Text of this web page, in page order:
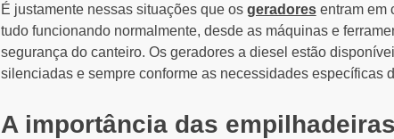
É justamente nessas situações que os geradoresentram em
tudo funcionando normalmente, desde as máquinas e
segurança do canteiro. Os geradores a diesel estão
silenciadas e sempre conforme as necessidades específicas
A importância das